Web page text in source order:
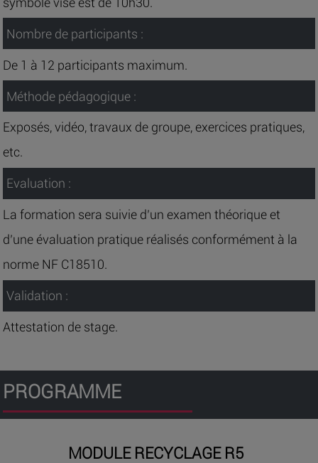
Nombre de participants :
De 1 à 12 participants maximum.
Méthode pédagogique :
Exposés, vidéo, travaux de groupe, exercices pratiques,
etc.
Evaluation :
La formation sera suivie d’un examen théorique et
d’une évaluation pratique réalisés conformément à la
norme NF C18510.
Validation :
Attestation de stage.
PROGRAMME
MODULE RECYCLAGE R5